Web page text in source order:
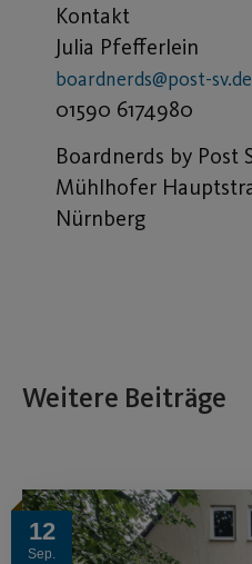
Kontakt
Julia Pfefferlein
boardnerds@post-sv.de
01590 6174980
Boardnerds by Post
Mühlhofer
Nürnberg
Weitere Beiträge
12
Sep.